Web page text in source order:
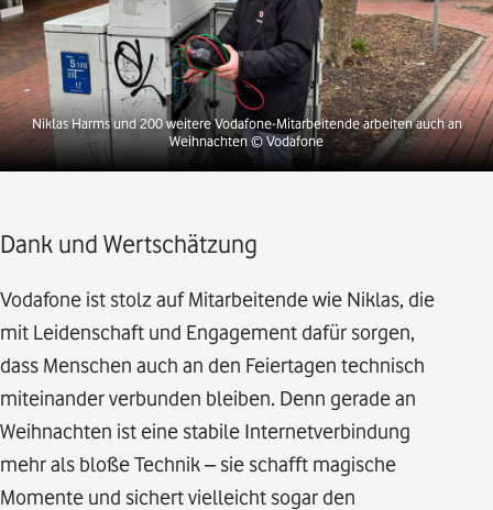
Niklas Harms und 200 weitere Vodafone-Mitarbeitende arbeiten auch an
Weihnachten © Vodafone
Dank und Wertschätzung
Vodafone ist stolz auf Mitarbeitende wie Niklas, die
mit Leidenschaft und Engagement dafür sorgen,
dass Menschen auch an den Feiertagen technisch
miteinander verbunden bleiben. Denn gerade an
Weihnachten ist eine stabile Internetverbindung
mehr als bloße Technik – sie schafft magische
Momente und sichert vielleicht sogar den